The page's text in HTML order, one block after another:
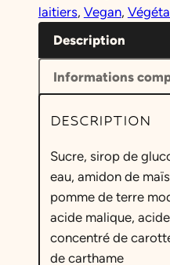
laitiers, Vegan,
Description
Informations
DESCRIPTION
Sucre, sirop de
eau, amidon de
pomme de terre
acide malique,
concentré de
de carthame